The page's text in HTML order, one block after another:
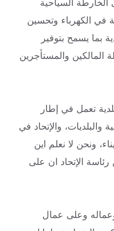
السياحية
في الكهرباء وتحسين
بما يسمح بتوفير
والمستأجرين
تعمل في إطار
والبلديات، والإتحاد في
ونحن لا نعلم اين
الإتحاد ان على
وعلى عمال